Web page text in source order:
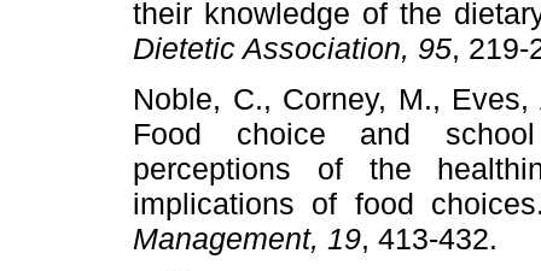
their knowledge of the
Dietetic Association, 95, 219-
Noble, C., Corney, M.,
Food choice and school
perceptions of the
implications of food
Management, 19, 413-432.